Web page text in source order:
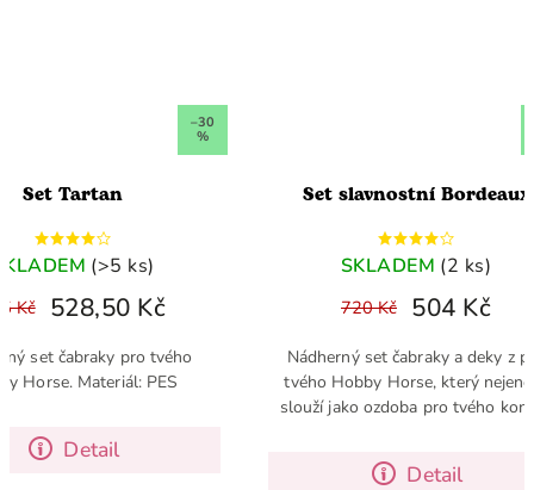
(>5 ks)
Kč
Detail
pro tvého
Materiál: PES
Set slavnostní Bordeaux
SKLADEM(2 ks)
504 Kč
Detail
Nádherný set čabraky a deky z pro
tvého Hobby Horse, který nejenom
slouží jako ozdoba pro tvého koníka,